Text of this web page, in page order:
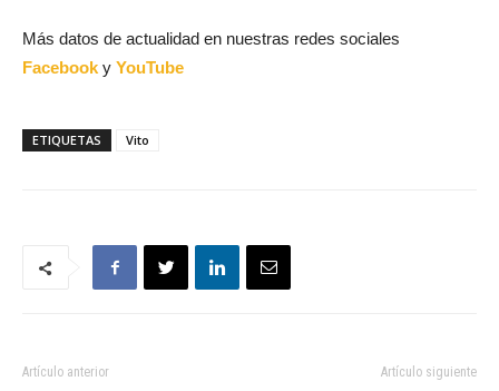
Más datos de actualidad en nuestras redes sociales
Facebook y YouTube
ETIQUETAS Vito
Artículo anterior Artículo siguiente